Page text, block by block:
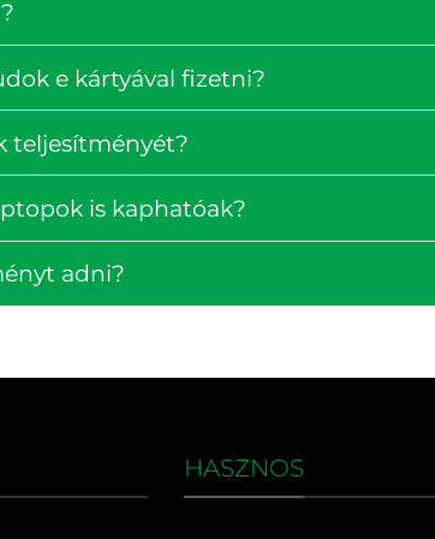
e kártyával fizetni?
teljesítményét?
is kaphatóak?
adni?
HASZNOS